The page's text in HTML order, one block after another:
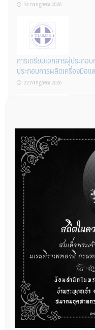
31 กรกฎาคม 2026
การเตรียมเอกสารผู้ประกอ
ประกอบการผลิตเครื่องมือแ
22 กรกฎาคม 2026
ผู้ประกอบการผลิต และ นัก
ต้องทำอย่างไรบ้าง
22 กรกฎาคม 2026
กองควบคุมเครื่องมือแพทย์
กฎหมาย จำนวน 3 ฉบับ ผ่
22 กรกฎาคม 2026
การโฆษณาเครื่องมือแพทย์
14 กรกฎาคม 2026